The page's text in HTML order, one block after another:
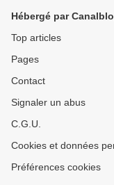
Hébergé par
Top articles
Pages
Contact
Signaler un abus
C.G.U.
Cookies et données
Préférences cookies